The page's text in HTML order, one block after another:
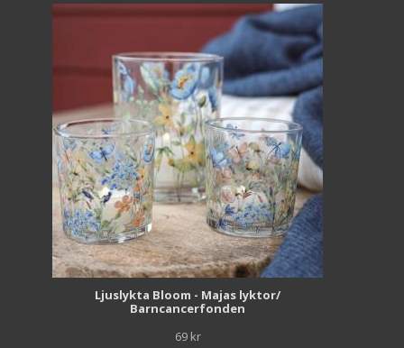
Ljuslykta Bloom - Majas lyktor/
Barncancerfonden
69 kr